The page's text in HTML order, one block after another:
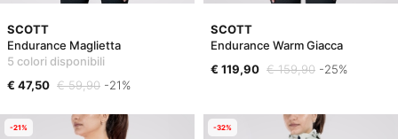
SCOTT
Endurance Maglietta
5 colori disponibili
€ 47,50 € 59,90 -21%
SCOTT
Endurance Warm Giacca
€ 119,90 € 159,90 -25%
-21% -32%